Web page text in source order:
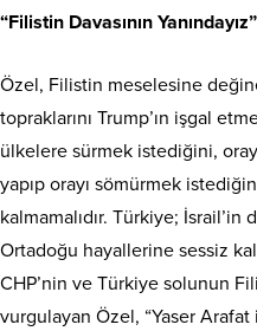
“Filistin Davasının Yanındayız”
Özel, Filistin meselesine
topraklarını Trump’ın işgal
ülkelere sürmek istediğini,
yapıp orayı sömürmek
kalmamalıdır. Türkiye; İsrail’in
Ortadoğu hayallerine sessiz
CHP’nin ve Türkiye solunun
vurgulayan Özel, “Yaser